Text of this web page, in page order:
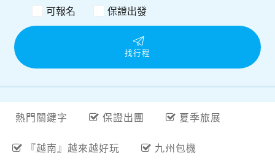
可報名 保證出發
找行程
熱門關鍵字 保證出團 夏季旅展
『越南』越來越好玩 九州包機